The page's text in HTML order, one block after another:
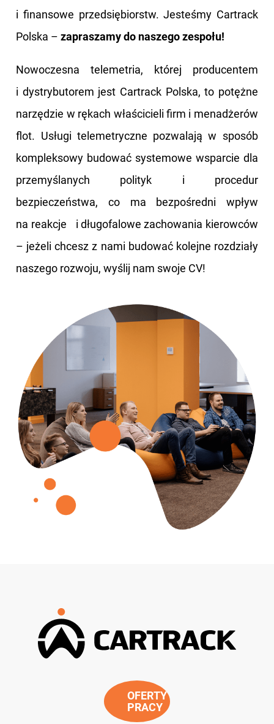
i finansowe przedsiębiorstw. Jesteśmy Cartrack
Polska –zapraszamy do naszego zespołu!
Nowoczesna telemetria, której producentem
i dystrybutorem jest Cartrack Polska, to potężne
narzędzie w rękach właścicieli firm i menadżerów
flot. Usługi telemetryczne pozwalają w sposób
kompleksowy budować systemowe wsparcie dla
przemyślanych polityk i procedur
bezpieczeństwa, co ma bezpośredni wpływ
na reakcje i długofalowe zachowania kierowców
– jeżeli chcesz z nami budować kolejne rozdziały
naszego rozwoju, wyślij nam swoje CV!
OFERTY
PRACY